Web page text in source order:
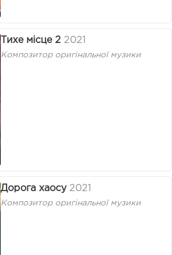
Тихе місце 2 2021
Композитор оригінальної музики
Дорога хаосу 2021
Композитор оригінальної музики